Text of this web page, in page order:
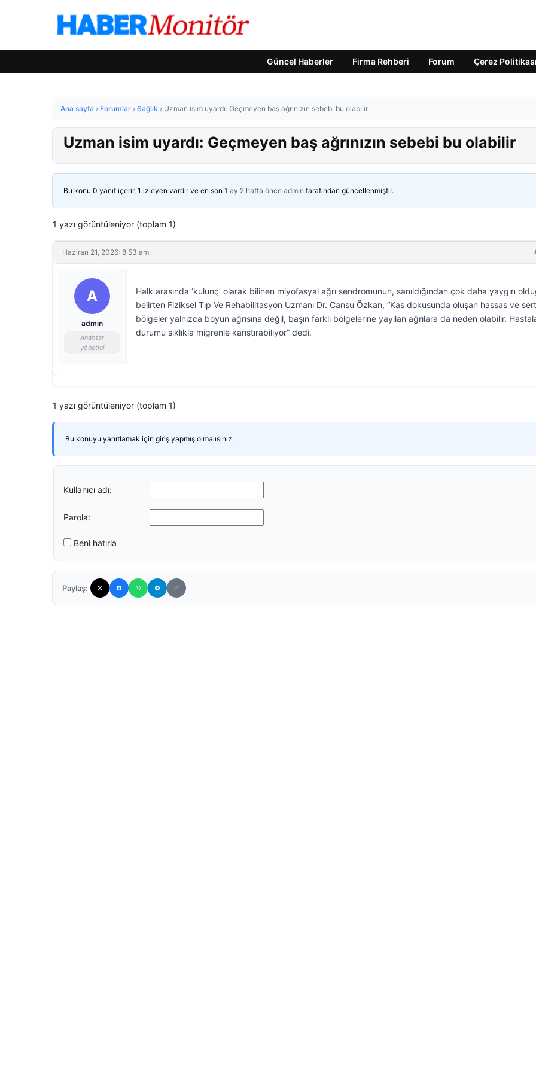
Güncel Haberler Firma Rehberi Forum Çerez Politikası
Ana sayfa › Forumlar › Sağlık › Uzman isim uyardı: Geçmeyen baş ağrınızın sebebi bu olabilir
Uzman isim uyardı: Geçmeyen baş ağrınızın sebebi bu olabilir
Bu konu 0 yanıt içerir, 1 izleyen vardır ve en son 1 ay 2 hafta önce admin tarafından güncellenmiştir.
1 yazı görüntüleniyor (toplam 1)
Haziran 21, 2026: 8:53 am
A
admin
Anahtar
yönetici
Halk arasında ‘kulunç’ olarak bilinen miyofasyal ağrı sendromunun, sanıldığından çok daha yaygın
belirten Fiziksel Tıp Ve Rehabilitasyon Uzmanı Dr. Cansu Özkan, “Kas dokusunda oluşan hassas ve sert
bölgeler yalnızca boyun ağrısına değil, başın farklı bölgelerine yayılan ağrılara da neden olabilir.
durumu sıklıkla migrenle karıştırabiliyor” dedi.
1 yazı görüntüleniyor (toplam 1)
Bu konuyu yanıtlamak için giriş yapmış olmalısınız.
Kullanıcı adı:
Parola:
Beni hatırla
Paylaş: